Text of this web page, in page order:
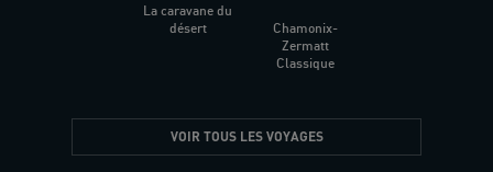
La caravane du
désert
Chamonix-
Zermatt
Classique
VOIR TOUS LES VOYAGES